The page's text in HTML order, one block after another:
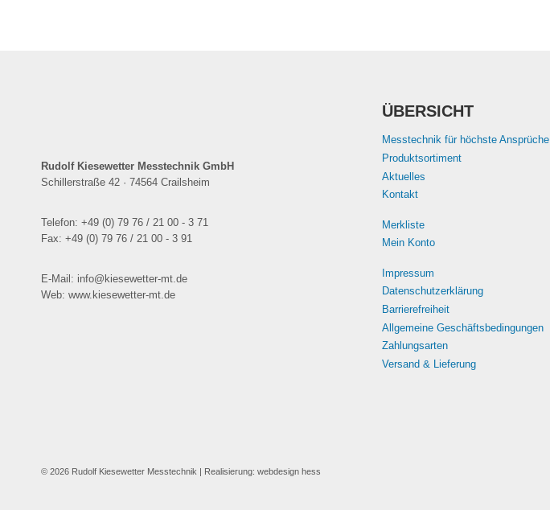
Rudolf Kiesewetter Messtechnik GmbH
Schillerstraße 42 · 74564 Crailsheim
Telefon: +49 (0) 79 76 / 21 00 - 3 71
Fax: +49 (0) 79 76 / 21 00 - 3 91
E-Mail: info@kiesewetter-mt.de
Web: www.kiesewetter-mt.de
ÜBERSICHT
Messtechnik für höchste Ansprüche
Produktsortiment
Aktuelles
Kontakt
Merkliste
Mein Konto
Impressum
Datenschutzerklärung
Barrierefreiheit
Allgemeine Geschäftsbedingungen
Zahlungsarten
Versand & Lieferung
© 2026 Rudolf Kiesewetter Messtechnik | Realisierung: webdesign hess